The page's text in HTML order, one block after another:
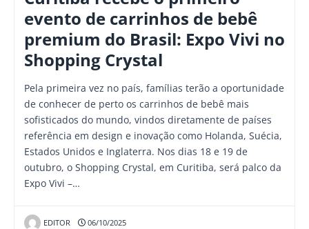
evento de carrinhos de bebê
premium do Brasil: Expo Vivi no
Shopping Crystal
Pela primeira vez no país, famílias terão a oportunidade
de conhecer de perto os carrinhos de bebê mais
sofisticados do mundo, vindos diretamente de países
referência em design e inovação como Holanda, Suécia,
Estados Unidos e Inglaterra. Nos dias 18 e 19 de
outubro, o Shopping Crystal, em Curitiba, será palco da
Expo Vivi –…
EDITOR 06/10/2025